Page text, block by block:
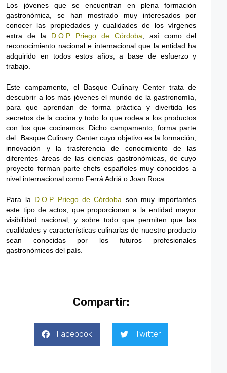
Los jóvenes que se encuentran en plena formación
gastronómica, se han mostrado muy interesados por
conocer las propiedades y cualidades de los vírgenes
extra de la D.O.P Priego de Córdoba , así como del
reconocimiento nacional e internacional que la entidad ha
adquirido en todos estos años, a base de esfuerzo y
trabajo.
Este campamento, el Basque Culinary Center trata de
descubrir a los más jóvenes el mundo de la gastronomía,
para que aprendan de forma práctica y divertida los
secretos de la cocina y todo lo que rodea a los productos
con los que cocinamos. Dicho campamento, forma parte
del Basque Culinary Center cuyo objetivo es la formación,
innovación y la trasferencia de conocimiento de las
diferentes áreas de las ciencias gastronómicas, de cuyo
proyecto forman parte chefs españoles muy conocidos a
nivel internacional como Ferrá Adriá o Joan Roca.
Para la D.O.P Priego de Córdoba son muy importantes
este tipo de actos, que proporcionan a la entidad mayor
visibilidad nacional, y sobre todo que permiten que las
cualidades y características culinarias de nuestro producto
sean conocidas por los futuros profesionales
gastronómicos del país.
Compartir:
Facebook Twitter